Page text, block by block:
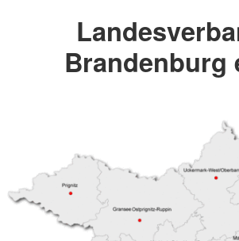
Brandenburg